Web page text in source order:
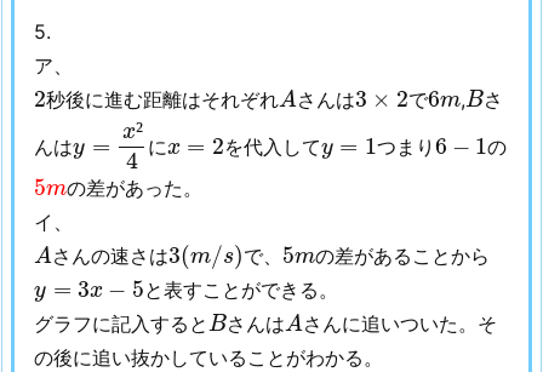
5.
ア、
2
2秒後に進む距離はそれぞれA
A さんは3 × 2
3 ×2 で6m
6m,B
Bさ
んはy = x²
4
y=x²4
にx = 2
x= を代入してy = 1
y= つまり 6 − 1
6 の
5m
5mの差があった。
イ、
A
A さんの速さは3(m/s)
3(m /s)で、 5m
5mの差があることから
y = 3x − 5
y =3 x−
と表すことができる。
グラフに記入するとB
B さんはA
A さんに追いついた。そ
の後に追い抜かしていることがわかる。